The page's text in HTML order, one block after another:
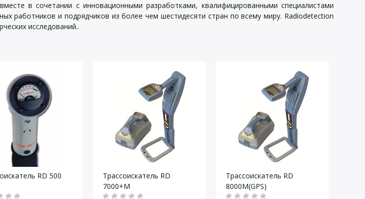
в сочетании с инновационными разработками, квалифицированными специалистами
работников и подрядчиков из более чем шестидесяти стран по всему миру. Radiodetection
исследований..
RD 500
Трассоискатель RD
7000+M
Трассоискатель RD
8000M(GPS)